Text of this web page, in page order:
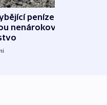
peníze na
nenárokové,